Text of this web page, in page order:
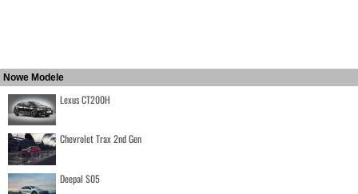
Nowe Modele
Lexus CT200H
Chevrolet Trax 2nd Gen
Deepal S05